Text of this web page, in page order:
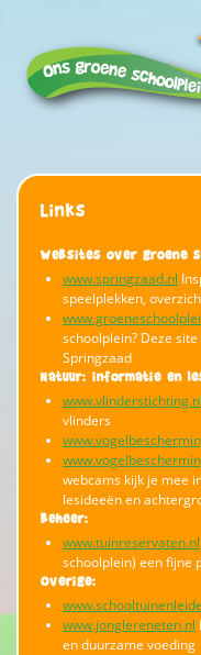
Links
Websites over groene
www.springzaad.nl
speelplekken,
schoolplein? Deze
Springzaad
Natuur: informatie en
www.vlinderstichting.nl
vlinders
webcams kijk je mee
lesideeën en
Beheer:
www.tuinreservaten.nl
schoolplein) een fijne
Overige:
www.jonglereneten.nl
en duurzame voeding